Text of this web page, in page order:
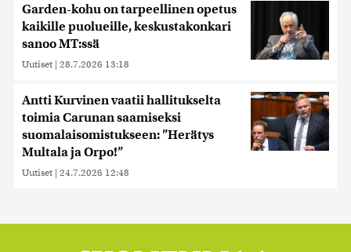
Garden-kohu on tarpeellinen opetus
kaikille puolueille, keskustakonkari
sanoo MT:ssä
Uutiset | 28.7.2026 13:18
Antti Kurvinen vaatii hallitukselta
toimia Carunan saamiseksi
suomalaisomistukseen: ”Herätys
Multala ja Orpo!”
Uutiset | 24.7.2026 12:48